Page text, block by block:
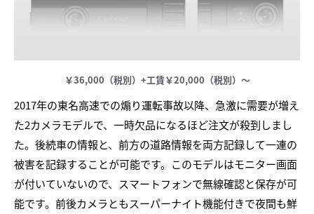
￥36,000（税別）+工賃￥20,000（税別）～
2017年の東名高速での煽り運転事故以降、急激に需要が増え
た2カメラモデルで、一時欠品になるほど注文が殺到しまし
た。後続車の情報と、前方の道路情報を両方記録して一連の
被害を記録することが可能です。このモデルはモニター画面
が付いていないので、スマートフォンで無線確認と保存が可
能です。前後カメラともスーパーナイト機能付きで夜間も鮮